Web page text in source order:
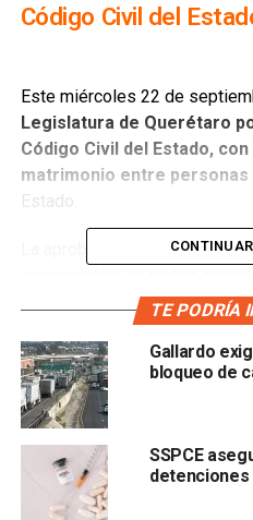
Código Civil del
Este miércoles 22 de
Legislatura de Querétaro
Código Civil del Estado,
matrimonio entre personas
Estado.
se dio a
favor y solo cuatro en
TE PODRÍA
Gallardo
bloqueo de
SSPCE